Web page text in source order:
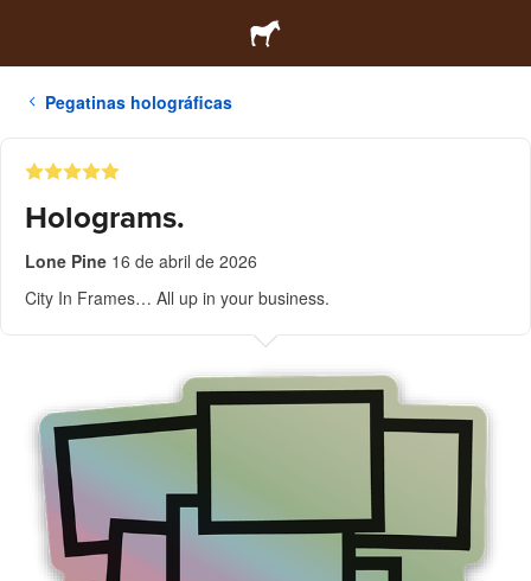
Pegatinas holográficas
Holograms.
Lone Pine 16 de abril de 2026
City In Frames… All up in your business.